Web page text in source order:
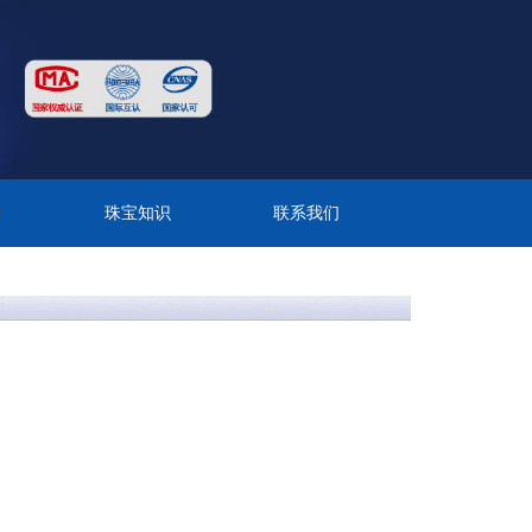
珠宝知识 联系我们